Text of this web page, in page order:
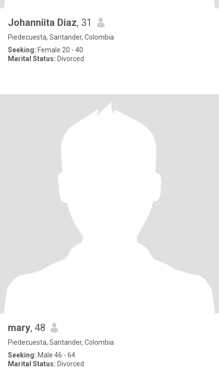
Johanniita Diaz, 31
Piedecuesta, Santander, Colombia
Seeking: Female 20 - 40
Marital Status: Divorced
mary, 48
Piedecuesta, Santander, Colombia
Seeking: Male 46 - 64
Marital Status: Divorced